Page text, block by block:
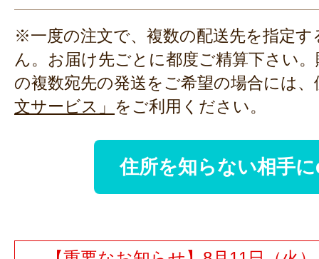
※一度の注文で、複数の配送先を指定
ん。お届け先ごとに都度ご精算下さい
の複数宛先の発送をご希望の場合には、
文サービス」 をご利用ください。
住所を知らない相手